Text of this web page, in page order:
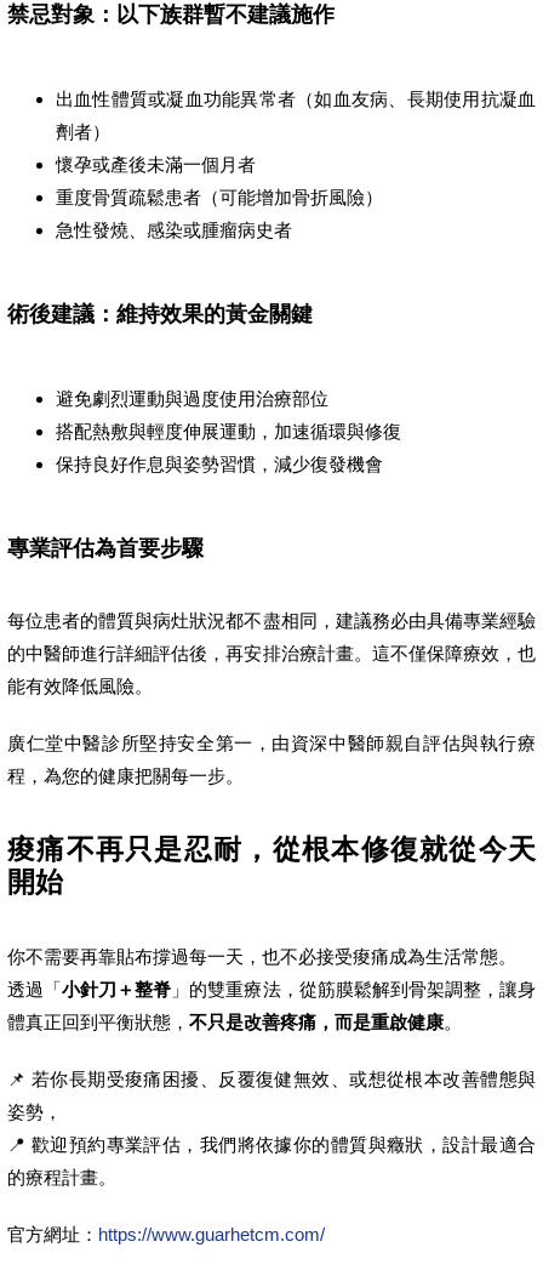
禁忌對象：以下族群暫不建議施作
出血性體質或凝血功能異常者（如血友病、長期使用抗凝血
劑者）
懷孕或產後未滿一個月者
重度骨質疏鬆患者（可能增加骨折風險）
急性發燒、感染或腫瘤病史者
術後建議：維持效果的黃金關鍵
避免劇烈運動與過度使用治療部位
搭配熱敷與輕度伸展運動，加速循環與修復
保持良好作息與姿勢習慣，減少復發機會
專業評估為首要步驟
每位患者的體質與病灶狀況都不盡相同，建議務必由具備專業經驗
的中醫師進行詳細評估後，再安排治療計畫。這不僅保障療效，也
能有效降低風險。
廣仁堂中醫診所堅持安全第一，由資深中醫師親自評估與執行療
程，為您的健康把關每一步。
痠痛不再只是忍耐，從根本修復就從今天
開始
你不需要再靠貼布撐過每一天，也不必接受痠痛成為生活常態。
透過「小針刀＋整脊 」的雙重療法，從筋膜鬆解到骨架調整，讓身
體真正回到平衡狀態， 不只是改善疼痛，而是重啟健康。
📌 若你長期受痠痛困擾、反覆復健無效、或想從根本改善體態與
姿勢，
📍 歡迎預約專業評估，我們將依據你的體質與癥狀，設計最適合
的療程計畫。
官方網址： https://www.guarhetcm.com/